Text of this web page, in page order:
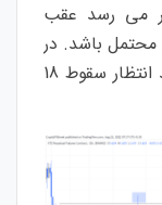
می رسد عقب
سمت سطح 1.33 دلاری محتمل باشد. در
چنین شرایطی، سرمایه گذاران می توانند انتظار سقوط 18